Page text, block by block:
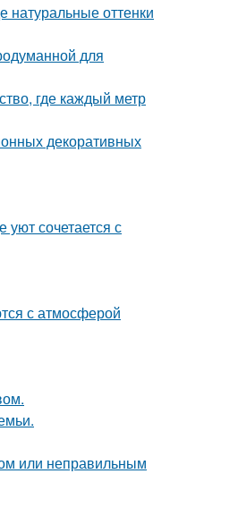
натуральные оттенки
для
где каждый метр
декоративных
сочетается с
с атмосферой
или неправильным